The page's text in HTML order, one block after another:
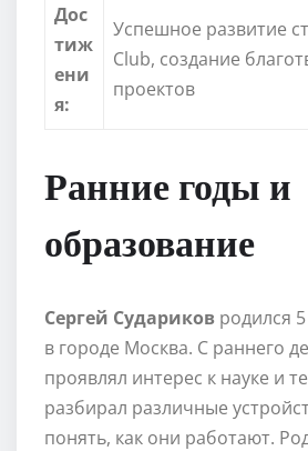
Дос
тиж
ени
я:
Успешное развитие
Club, создание
проектов
Ранние годы и
образование
Сергей Судариков родился
в городе Москва. С раннего
проявлял интерес к науке и
разбирал различные
понять, как они работают.